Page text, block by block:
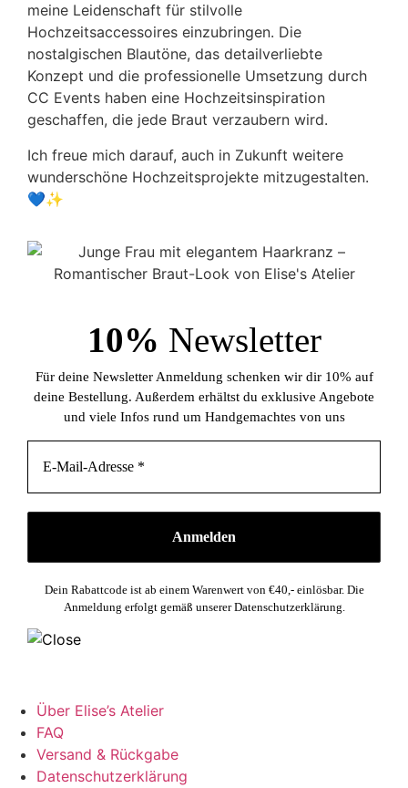
meine Leidenschaft für stilvolle
Hochzeitsaccessoires einzubringen. Die
nostalgischen Blautöne, das detailverliebte
Konzept und die professionelle Umsetzung durch
CC Events haben eine Hochzeitsinspiration
geschaffen, die jede Braut verzaubern wird.
Ich freue mich darauf, auch in Zukunft weitere
wunderschöne Hochzeitsprojekte mitzugestalten.
💙✨
10% Newsletter
Für deine Newsletter Anmeldung schenken wir dir 10% auf
deine Bestellung. Außerdem erhältst du exklusive Angebote
und viele Infos rund um Handgemachtes von uns
Dein Rabattcode ist ab einem Warenwert von €40,- einlösbar. Die
Anmeldung erfolgt gemäß unserer Datenschutzerklärung.
Über Elise’s Atelier
FAQ
Versand & Rückgabe
Datenschutzerklärung